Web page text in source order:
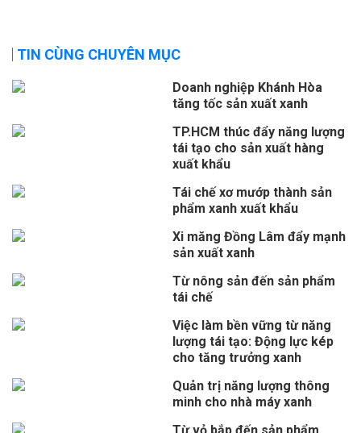
TIN CÙNG CHUYÊN MỤC
Doanh nghiệp Khánh Hòa
tăng tốc sản xuất xanh
TP.HCM thúc đẩy năng lượng
tái tạo cho sản xuất hàng
xuất khẩu
Tái chế xơ mướp thành sản
phẩm xanh xuất khẩu
Xi măng Đồng Lâm đẩy mạnh
sản xuất xanh
Từ nông sản đến sản phẩm
tái chế
Việc làm bền vững từ năng
lượng tái tạo: Động lực kép
cho tăng trưởng xanh
Quản trị năng lượng thông
minh cho nhà máy xanh